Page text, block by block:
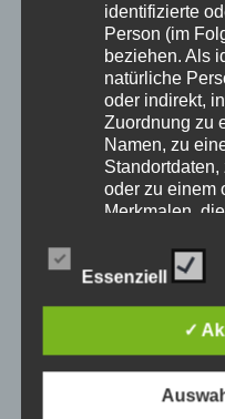
1250,00
Add to cart
identifizierte
Person (im
beziehen. Als
natürliche
oder indirekt,
Zuordnung zu
Namen, zu
oder zu einem
Merkmalen,
psychischen,
oder sozialen
b)
Betroffene
Essenziell
✓